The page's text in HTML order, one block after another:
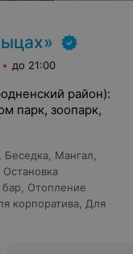
до 21:00
район):
парк, зоопарк,
Беседка Мангал
Остановка
Отопление
корпоратива Для